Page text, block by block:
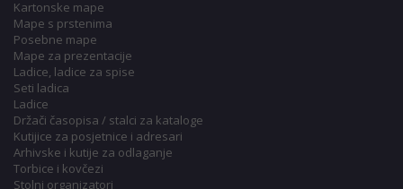
Kartonske mape
Mape s prstenima
Posebne mape
Mape za prezentacije
Ladice, ladice za spise
Seti ladica
Ladice
Držači časopisa / stalci za kataloge
Kutijice za posjetnice i adresari
Arhivske i kutije za odlaganje
Torbice i kovčezi
Stolni organizatori